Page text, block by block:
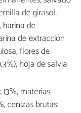
de girasol,
de
de extracción
flores de
hoja de salvia
materias
cenizas brutas: